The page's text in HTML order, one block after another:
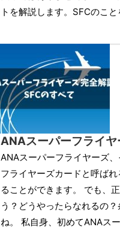
トを解説します。SFCのこ
ANAスーパーフライヤ
ANAスーパーフライヤーズ
フライヤーズカードと呼ば
ることができます。 でも、
う？どうやったらなれるの
ね。 私自身、初めてANAス